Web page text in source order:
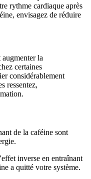
rythme cardiaque après
envisagez de réduire
la
certaines
considérablement
ressentez,
de la caféine sont
inverse en entraînant
a quitté votre système.